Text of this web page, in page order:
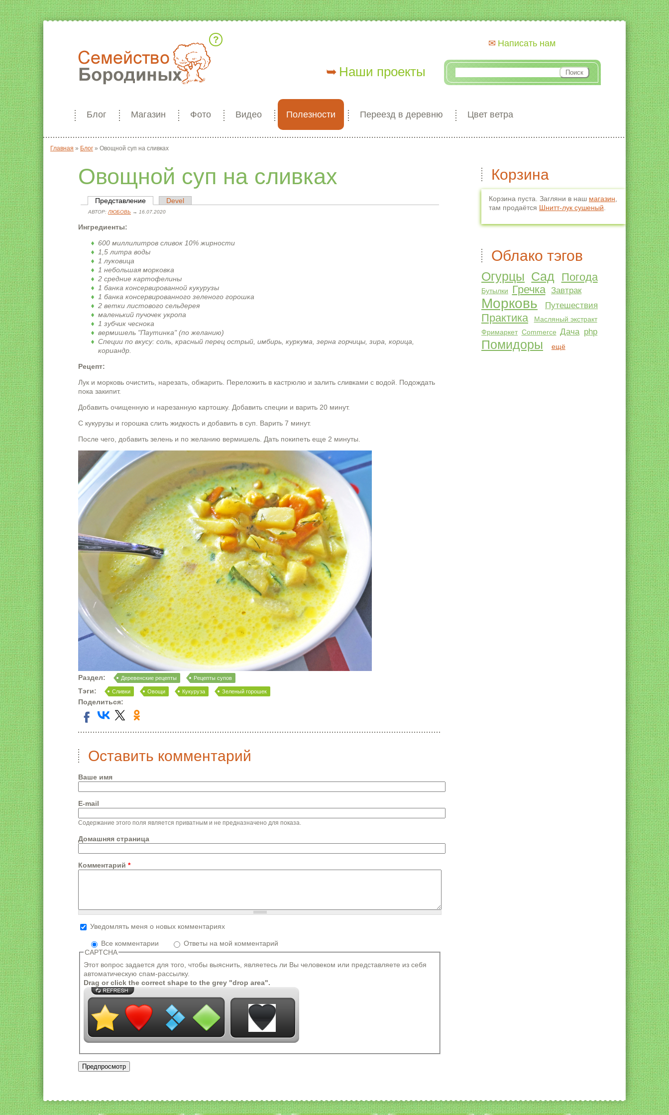
Блог Магазин Фото Видео Полезности Переезд в деревню Цвет ветра
Наши проекты
Написать нам
Вы здесь
Главная » Блог » Овощной суп на сливках
Овощной суп на сливках
Главные вкладки
Представление (активная вкладка)
Devel
АВТОР: ЛЮБОВЬ → 16.07.2020
Ингредиенты:
600 миллилитров сливок 10% жирности
1,5 литра воды
1 луковица
1 небольшая морковка
2 средние картофелины
1 банка консервированной кукурузы
1 банка консервированного зеленого горошка
2 ветки листового сельдерея
маленький пучочек укропа
1 зубчик чеснока
вермишель "Паутинка" (по желанию)
Специи по вкусу: соль, красный перец острый, имбирь, куркума, зерна горчицы, зира, корица,
кориандр.
Рецепт:
Лук и морковь очистить, нарезать, обжарить. Переложить в кастрюлю и залить сливками с водой. Подождать
пока закипит.
Добавить очищенную и нарезанную картошку. Добавить специи и варить 20 минут.
С кукурузы и горошка слить жидкость и добавить в суп. Варить 7 минут.
После чего, добавить зелень и по желанию вермишель. Дать покипеть еще 2 минуты.
Раздел: Деревенские рецепты Рецепты супов
Тэги: Сливки Овощи Кукуруза Зеленый горошек
Поделиться:
Оставить комментарий
Ваше имя
E-mail
Содержание этого поля является приватным и не предназначено для показа.
Домашняя страница
Комментарий *
Адреса страниц и электронной почты автоматически преобразуются в ссылки.
Строки и параграфы переносятся автоматически.
Уведомлять меня о новых комментариях
Все комментарии
Ответы на мой комментарий
CAPTCHA
Этот вопрос задается для того, чтобы выяснить, являетесь ли Вы человеком или представляете из себя
автоматическую спам-рассылку.
Drag or click the correct shape to the grey "drop area".
Корзина
Корзина пуста. Загляни в наш магазин
там продаётся Шнитт-лук сушеный
Облако тэгов
Огурцы Сад Погода
Бутылки Гречка Завтрак
Морковь Путешествия
Практика
Масляный экстракт
Фримаркет Commerce Дача php
Помидоры ещё